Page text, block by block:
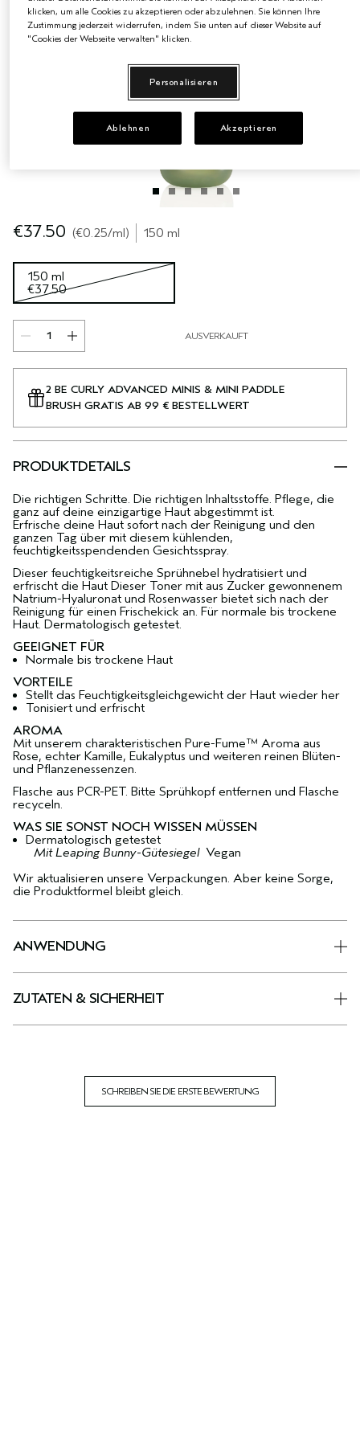
EMPFINDLICHE KOPFHAUT
PURE ABUNDANCE
ALLE KOLLEKTIONEN
€37.50 €0.25/ml 150 ml
150 ml
€37.50
AUSVERKAUFT
2 BE CURLY ADVANCED MINIS & MINI PADDLE
BRUSH GRATIS AB 99 € BESTELLWERT
PRODUKTDETAILS
Die richtigen Schritte. Die richtigen Inhaltsstoffe. Pflege, die
ganz auf deine einzigartige Haut abgestimmt ist.
Erfrische deine Haut sofort nach der Reinigung und den
ganzen Tag über mit diesem kühlenden,
feuchtigkeitsspendenden Gesichtsspray.
Dieser feuchtigkeitsreiche Sprühnebel hydratisiert und
erfrischt die Haut Dieser Toner mit aus Zucker gewonnenem
Natrium-Hyaluronat und Rosenwasser bietet sich nach der
Reinigung für einen Frischekick an. Für normale bis trockene
Haut. Dermatologisch getestet.
GEEIGNET FÜR
Normale bis trockene Haut
VORTEILE
Stellt das Feuchtigkeitsgleichgewicht der Haut wieder her
Tonisiert und erfrischt
AROMA
Mit unserem charakteristischen Pure-Fume™ Aroma aus
Rose, echter Kamille, Eukalyptus und weiteren reinen Blüten-
und Pflanzenessenzen.
Flasche aus PCR-PET. Bitte Sprühkopf entfernen und Flasche
recyceln.
WAS SIE SONST NOCH WISSEN MÜSSEN
Dermatologisch getestet
Mit Leaping Bunny-Gütesiegel Vegan
Wir aktualisieren unsere Verpackungen. Aber keine Sorge,
die Produktformel bleibt gleich.
ANWENDUNG
ZUTATEN & SICHERHEIT
SCHREIBEN SIE DIE ERSTE BEWERTUNG
klicken, um alle Cookies zu akzeptieren oder abzulehnen. Sie können Ihre
Zustimmung jederzeit widerrufen, indem Sie unten auf dieser Website auf
"Cookies der Webseite verwalten" klicken.
Personalisieren
Ablehnen Akzeptieren